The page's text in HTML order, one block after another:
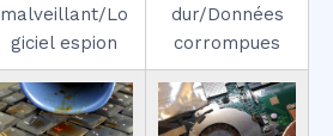
malveillant/Lo
giciel espion
dur/Données
corrompues